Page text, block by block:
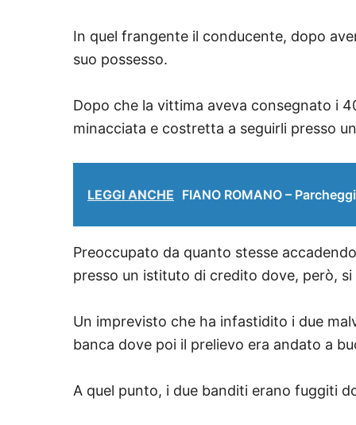
In quel frangente il conducente, dopo
suo possesso.
Dopo che la vittima aveva consegnato i
minacciata e costretta a seguirli presso
LEGGI ANCHE FIANO ROMANO –
Preoccupato da quanto stesse
presso un istituto di credito dove, però,
Un imprevisto che ha infastidito i due
banca dove poi il prelievo era andato a
A quel punto, i due banditi erano fuggiti